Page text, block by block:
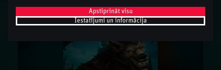
Apstiprināt visu
Iestatījumi un informācija